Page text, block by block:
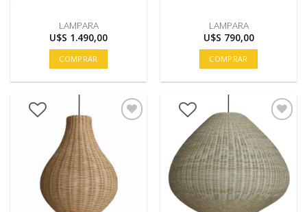
LAMPARA
U$S 1.490,00
COMPRAR
LAMPARA
U$S 790,00
COMPRAR